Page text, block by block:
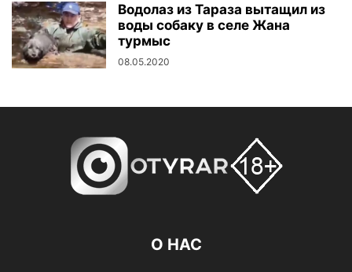
Водолаз из Тараза вытащил из
воды собаку в селе Жана
турмыс
08.05.2020
О НАС